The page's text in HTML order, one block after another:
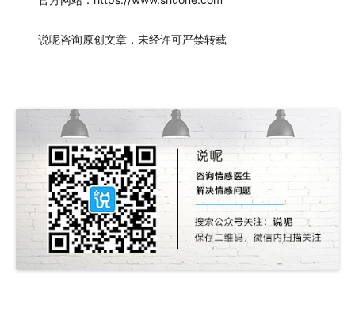
说呢咨询原创文章，未经许可严禁转载